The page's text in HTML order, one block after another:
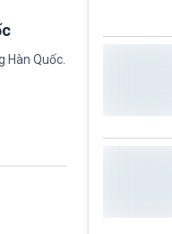
Quốc.